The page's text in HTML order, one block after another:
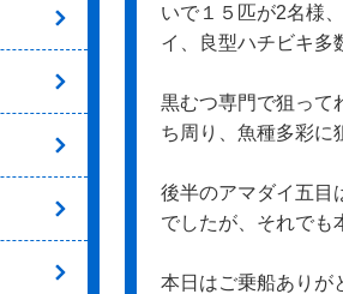
いで１５匹が2名様
イ、良型ハチビキ多
黒むつ専門で狙って
ち周り、魚種多彩に
後半のアマダイ五目
でしたが、それでも
本日はご乗船ありが